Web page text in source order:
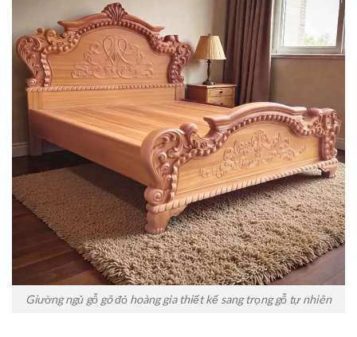
Giường ngủ gỗ gõ đỏ hoàng gia thiết kế sang trọng gỗ tự nhiên